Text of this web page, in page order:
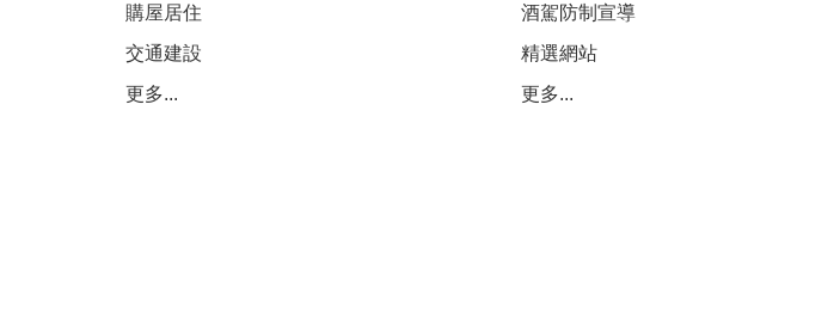
購屋居住
交通建設
更多...
酒駕防制宣導
精選網站
更多...